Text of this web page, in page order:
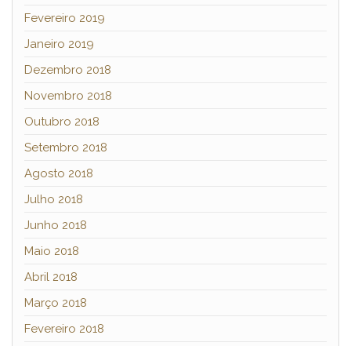
Fevereiro 2019
Janeiro 2019
Dezembro 2018
Novembro 2018
Outubro 2018
Setembro 2018
Agosto 2018
Julho 2018
Junho 2018
Maio 2018
Abril 2018
Março 2018
Fevereiro 2018